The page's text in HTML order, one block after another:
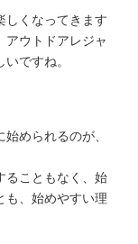
しくなってきます
アウトドアレジャ
ですね。
められるのが、
ることもなく、始
も、始めやすい理